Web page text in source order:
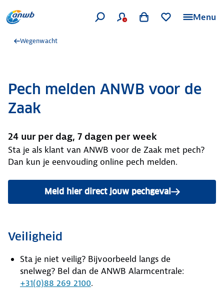
Menu
Wegenwacht
Pech melden ANWB voor de
Zaak
24 uur per dag, 7 dagen per week
Sta je als klant van ANWB voor de Zaak met pech?
Dan kun je eenvouding online pech melden.
Meld hier direct jouw pechgeval
Veiligheid
Sta je niet veilig? Bijvoorbeeld langs de
snelweg? Bel dan de ANWB Alarmcentrale:
+31(0)88 269 2100.